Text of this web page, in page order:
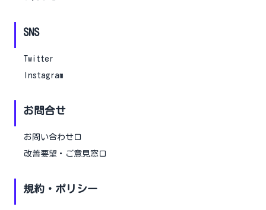
SNS
Twitter
Instagram
お問合せ
お問い合わせ口
改善要望・ご意見窓口
規約・ポリシー